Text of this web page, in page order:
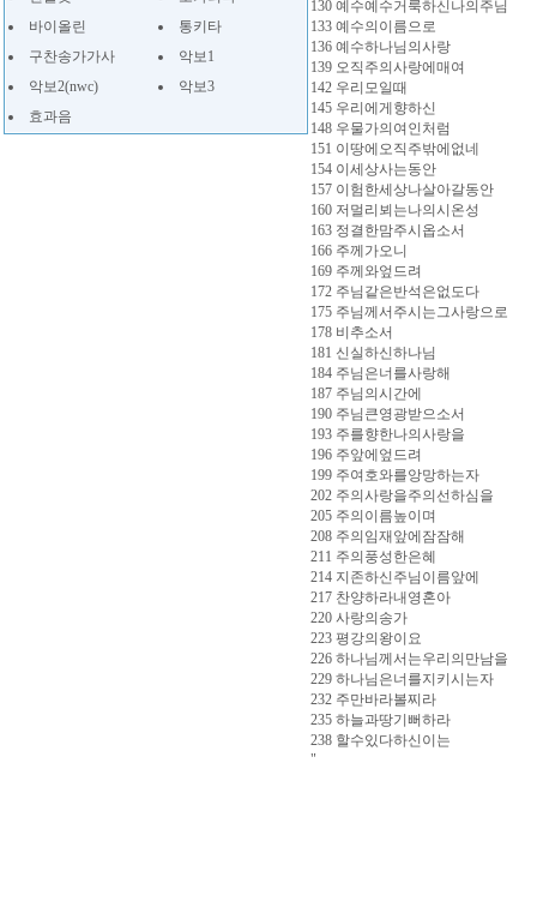
바이올린
통키타
구찬송가가사
악보1
악보2(nwc)
악보3
효과음
130 예수예수거룩하신나의주님
133 예수의이름으로
136 예수하나님의사랑
139 오직주의사랑에매여
142 우리모일때
145 우리에게향하신
148 우물가의여인처럼
151 이땅에오직주밖에없네
154 이세상사는동안
157 이험한세상나살아갈동안
160 저멀리뵈는나의시온성
163 정결한맘주시옵소서
166 주께가오니
169 주께와엎드려
172 주님같은반석은없도다
175 주님께서주시는그사랑으로
178 비추소서
181 신실하신하나님
184 주님은너를사랑해
187 주님의시간에
190 주님큰영광받으소서
193 주를향한나의사랑을
196 주앞에엎드려
199 주여호와를앙망하는자
202 주의사랑을주의선하심을
205 주의이름높이며
208 주의임재앞에잠잠해
211 주의풍성한은혜
214 지존하신주님이름앞에
217 찬양하라내영혼아
220 사랑의송가
223 평강의왕이요
226 하나님께서는우리의만남을
229 하나님은너를지키시는자
232 주만바라볼찌라
235 하늘과땅기뻐하라
238 할수있다하신이는
"